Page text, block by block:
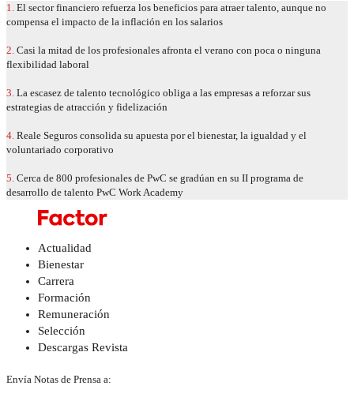
1. El sector financiero refuerza los beneficios para atraer talento, aunque no
compensa el impacto de la inflación en los salarios
2. Casi la mitad de los profesionales afronta el verano con poca o ninguna
flexibilidad laboral
3. La escasez de talento tecnológico obliga a las empresas a reforzar sus
estrategias de atracción y fidelización
4. Reale Seguros consolida su apuesta por el bienestar, la igualdad y el
voluntariado corporativo
5. Cerca de 800 profesionales de PwC se gradúan en su II programa de
desarrollo de talento PwC Work Academy
Actualidad
Bienestar
Carrera
Formación
Remuneración
Selección
Descargas Revista
Envía Notas de Prensa a: